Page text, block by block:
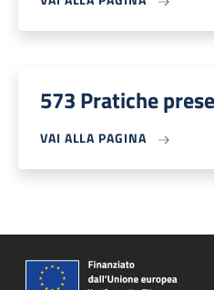
573 Pratiche
VAI ALLA PAGINA